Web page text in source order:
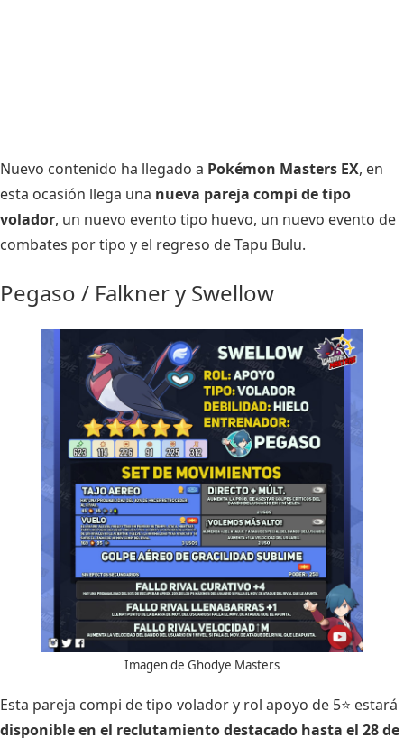
Nuevo contenido ha llegado a Pokémon Masters EX, en
esta ocasión llega una nueva pareja compi de tipo
volador, un nuevo evento tipo huevo, un nuevo evento de
combates por tipo y el regreso de Tapu Bulu.
Pegaso / Falkner y Swellow
Imagen de Ghodye Masters
Esta pareja compi de tipo volador y rol apoyo de 5⭐ estará
disponible en el reclutamiento destacado hasta el 28 de